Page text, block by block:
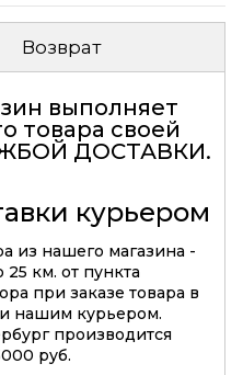
Возврат
выполняет
товара своей
ДОСТАВКИ.
курьером
из нашего магазина -
км. от пункта
при заказе товара в
нашим курьером.
производится
руб.